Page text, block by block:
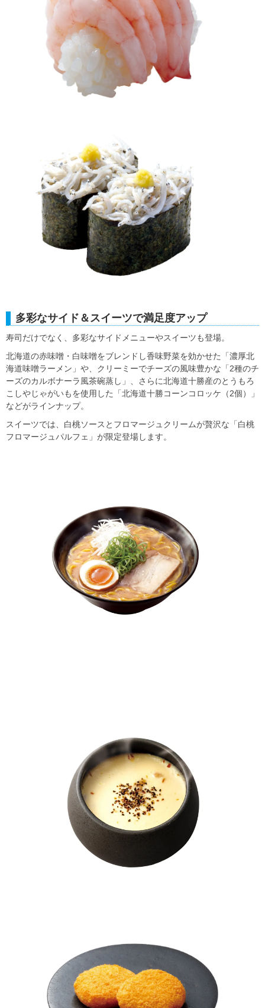
多彩なサイド＆スイーツで満足度アップ
寿司だけでなく、多彩なサイドメニューやスイーツも登場。
北海道の赤味噌・白味噌をブレンドし香味野菜を効かせた「濃厚北
海道味噌ラーメン」や、クリーミーでチーズの風味豊かな「2種のチ
ーズのカルボナーラ風茶碗蒸し」、さらに北海道十勝産のとうもろ
こしやじゃがいもを使用した「北海道十勝コーンコロッケ（2個）」
などがラインナップ。
スイーツでは、白桃ソースとフロマージュクリームが贅沢な「白桃
フロマージュパルフェ」が限定登場します。